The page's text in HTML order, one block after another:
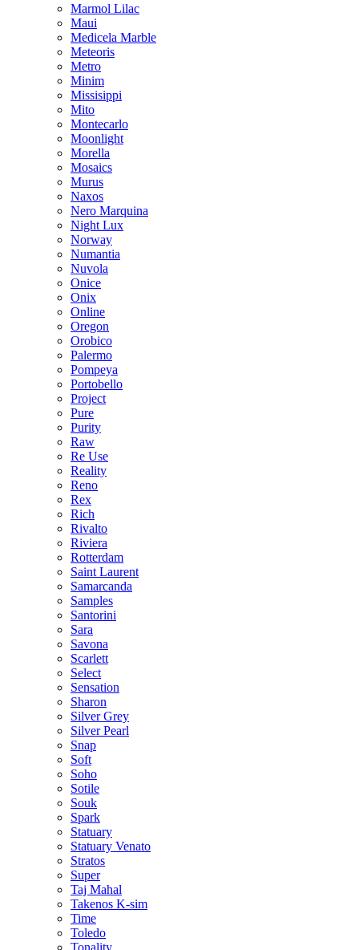
Marmol Lilac
Maui
Medicela Marble
Meteoris
Metro
Minim
Missisippi
Mito
Montecarlo
Moonlight
Morella
Mosaics
Murus
Naxos
Nero Marquina
Night Lux
Norway
Numantia
Nuvola
Onice
Onix
Online
Oregon
Orobico
Palermo
Pompeya
Portobello
Project
Pure
Purity
Raw
Re Use
Reality
Reno
Rex
Rich
Rivalto
Riviera
Rotterdam
Saint Laurent
Samarcanda
Samples
Santorini
Sara
Savona
Scarlett
Select
Sensation
Sharon
Silver Grey
Silver Pearl
Snap
Soft
Soho
Sotile
Souk
Spark
Statuary
Statuary Venato
Stratos
Super
Taj Mahal
Takenos K-sim
Time
Toledo